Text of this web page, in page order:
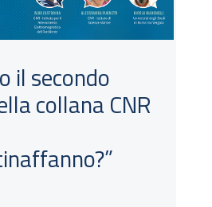
il secondo
collana CNR